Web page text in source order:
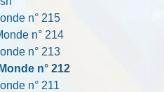
n° 215
n° 214
n° 213
n° 212
n° 211